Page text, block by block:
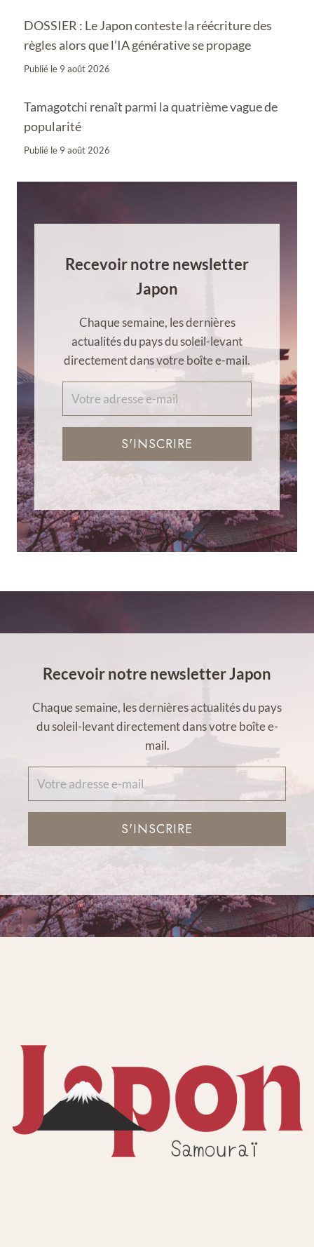
DOSSIER : Le Japon conteste la réécriture des
règles alors que l’IA générative se propage
Publié le 9 août 2026
Tamagotchi renaît parmi la quatrième vague de
popularité
Publié le 9 août 2026
Recevoir notre newsletter
Japon
Chaque semaine, les dernières
actualités du pays du soleil-levant
directement dans votre boîte e-mail.
S'INSCRIRE
Recevoir notre newsletter Japon
Chaque semaine, les dernières actualités du pays
du soleil-levant directement dans votre boîte e-
mail.
S'INSCRIRE